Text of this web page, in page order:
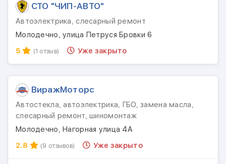
СТО "ЧИП-АВТО"
Автоэлектрика, слесарный ремонт
Молодечно, улица Петруся Бровки 6
5
(1 отзыв) Уже закрыто
ВиражМоторс
Автостекла, автоэлектрика, ГБО, замена масла,
слесарный ремонт, шиномонтаж
Молодечно, Нагорная улица 4А
2.8
(9 отзывов) Уже закрыто